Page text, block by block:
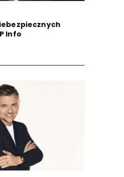
Info